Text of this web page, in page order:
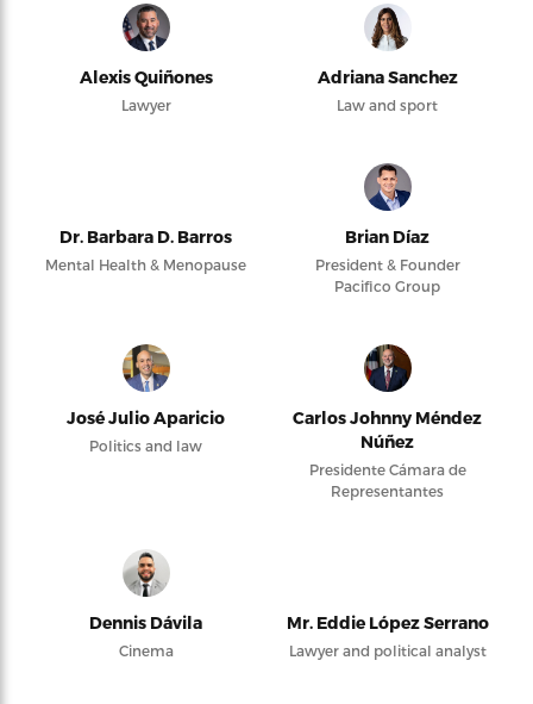
Alexis Quiñones
Lawyer
Adriana Sanchez
Law and sport
Dr. Barbara D. Barros
Mental Health & Menopause
Brian Díaz
President & Founder
Pacifico Group
José Julio Aparicio
Politics and law
Carlos Johnny Méndez
Núñez
Presidente Cámara de
Representantes
Dennis Dávila
Cinema
Mr. Eddie López Serrano
Lawyer and political analyst